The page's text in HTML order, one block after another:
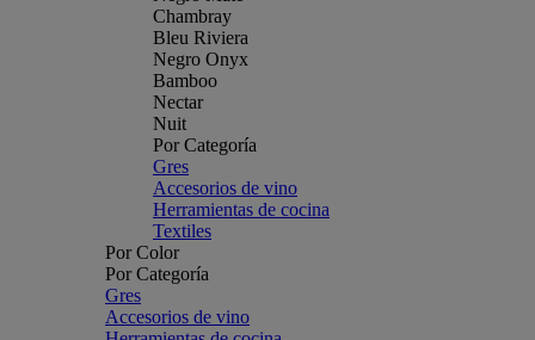
Chambray
Bleu Riviera
Negro Onyx
Bamboo
Nectar
Nuit
Por Categoría
Gres
Accesorios de vino
Herramientas de cocina
Textiles
Por Color
Por Categoría
Gres
Accesorios de vino